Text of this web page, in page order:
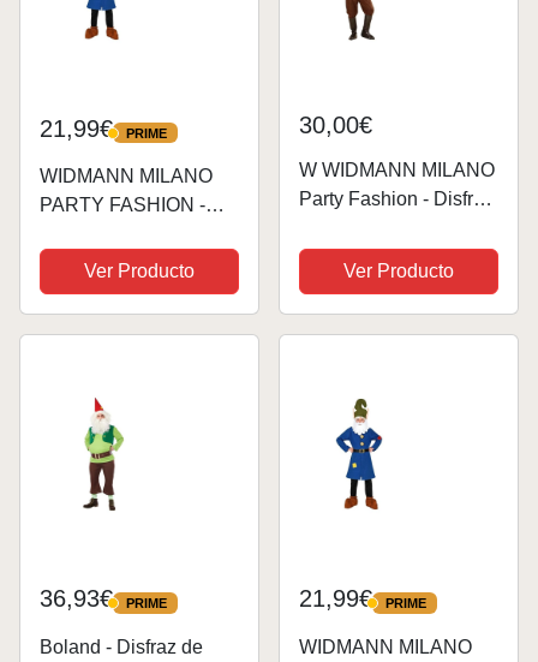
21,99€ PRIME
PRIME
WIDMANN MILANO
PARTY FASHION -
enano, gnomo, gnomo,
cuento de hadas,
disfraces
Ver Producto
30,00€
W WIDMANN MILANO
Party Fashion - Disfraz
cuento de hadas,
disfraces
Ver Producto
36,93€ PRIME
PRIME
Boland - Disfraz de
21,99€ PRIME
PRIME
WIDMANN MILANO